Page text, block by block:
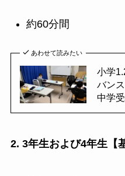
約60分間
あわせて読みたい
小学
バン
中学
2. 3年生および4年生【